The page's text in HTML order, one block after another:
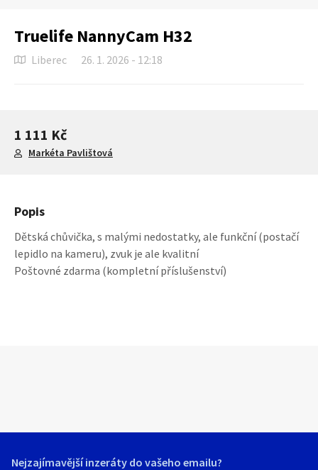
Truelife NannyCam H32
Liberec 26. 1. 2026 - 12:18
1 111 Kč
Markéta Pavlištová
Popis
Dětská chůvička, s malými nedostatky, ale funkční (postačí
lepidlo na kameru), zvuk je ale kvalitní
Poštovné zdarma (kompletní příslušenství)
Nejzajímavější inzeráty do vašeho emailu?